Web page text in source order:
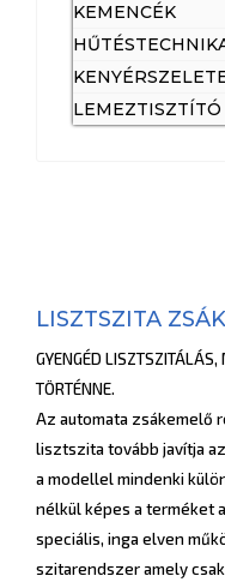
KEMENCÉK
LEMEZTISZTÍTÓ
LISZTSZITA
GYENGÉD LISZTSZITÁLÁS,
TÖRTÉNNE.
Az automata zsákemelő
lisztszita tovább javítja
a modellel mindenki
nélkül képes a terméket
speciális, inga elven
szitarendszer amely